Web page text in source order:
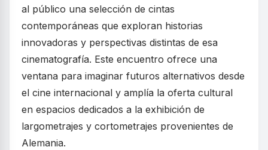
al público una selección de cintas
contemporáneas que exploran historias
innovadoras y perspectivas distintas de esa
cinematografía. Este encuentro ofrece una
ventana para imaginar futuros alternativos desde
el cine internacional y amplía la oferta cultural
en espacios dedicados a la exhibición de
largometrajes y cortometrajes provenientes de
Alemania.